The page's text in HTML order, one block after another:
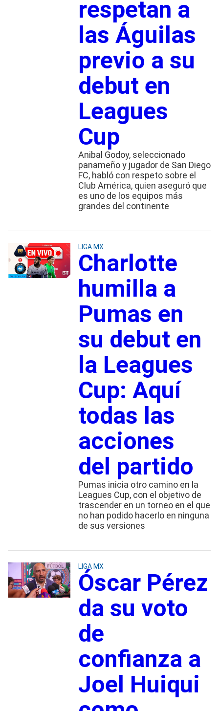
respetan a
las Águilas
previo a su
debut en
Leagues
Cup
Anibal Godoy, seleccionado
panameño y jugador de San Diego
FC, habló con respeto sobre el
Club América, quien aseguró que
es uno de los equipos más
grandes del continente
LIGA MX
Charlotte
humilla a
Pumas en
su debut en
la Leagues
Cup: Aquí
todas las
acciones
del partido
Pumas inicia otro camino en la
Leagues Cup, con el objetivo de
trascender en un torneo en el que
no han podido hacerlo en ninguna
de sus versiones
LIGA MX
Óscar Pérez
da su voto
de
confianza a
Joel Huiqui